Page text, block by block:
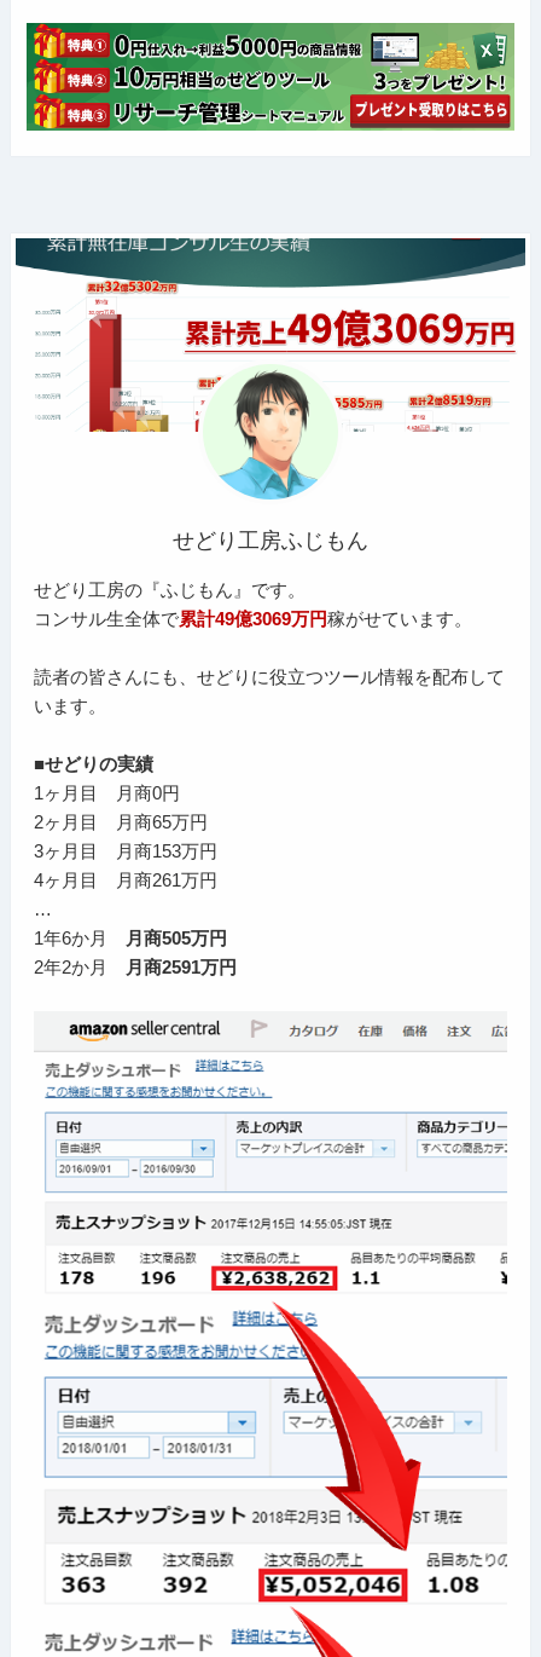
せどり工房ふじもん
せどり工房の『ふじもん』です。
コンサル生全体で累計49億3069万円稼がせています。
読者の皆さんにも、せどりに役立つツール情報を配布して
います。
■せどりの実績
1ヶ月目 月商0円
2ヶ月目 月商65万円
3ヶ月目 月商153万円
4ヶ月目 月商261万円
…
1年6か月
月商505万円
2年2か月
月商2591万円